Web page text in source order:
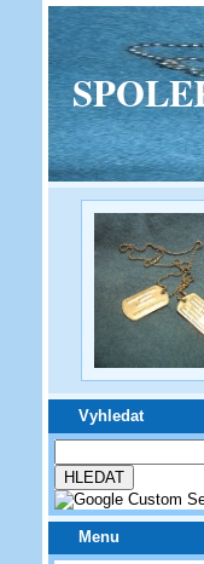
Vyhledat
Menu